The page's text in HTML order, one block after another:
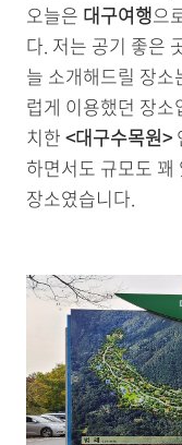
오늘은 대구여행으
다. 저는 공기 좋은
늘 소개해드릴 장
럽게 이용했던 장소
치한 <대구수목원>
하면서도 규모도
장소였습니다.